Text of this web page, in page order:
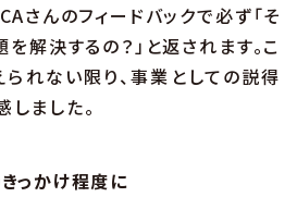
さんのフィードバックで必ず「そ
解決するの？」と返されます。こ
れない限り、事業としての説得
ました。
っかけ程度に